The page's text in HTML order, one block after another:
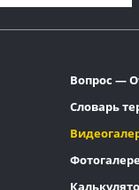
Вопрос —
Словарь